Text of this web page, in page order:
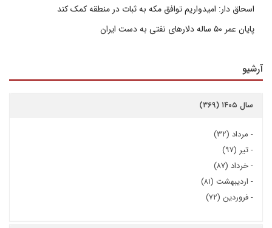
اسحاق دار: امیدواریم توافق مکه به ثبات در منطقه کمک کند
پایان عمر ۵۰ ساله دلارهای نفتی به دست ایران
آرشیو
سال ۱۴۰۵ (۳۶۹)
- مرداد (۳۲)
-تیر (۹۷)
-خرداد (۸۷)
- اردیبهشت (۸۱)
-فروردین (۷۲)